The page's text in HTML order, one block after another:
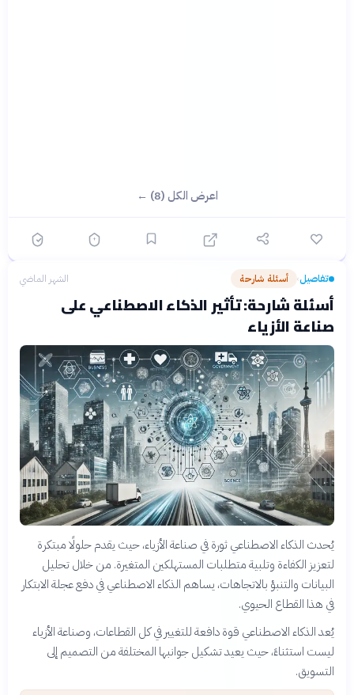
اعرض الكل (8) ←
تفاصيل› أسئلة شارحة الشهر الماضي
أسئلة شارحة: تأثير الذكاء الاصطناعي على
صناعة الأزياء
يُحدث الذكاء الاصطناعي ثورة في صناعة الأزياء، حيث يقدم حلولًا مبتكرة
لتعزيز الكفاءة وتلبية متطلبات المستهلكين المتغيرة. من خلال تحليل
البيانات والتنبؤ بالاتجاهات، يساهم الذكاء الاصطناعي في دفع عجلة الابتكار
في هذا القطاع الحيوي.
يُعد الذكاء الاصطناعي قوة دافعة للتغيير في كل القطاعات، وصناعة الأزياء
ليست استثناءً، حيث يعيد تشكيل جوانبها المختلفة من التصميم إلى
التسويق.